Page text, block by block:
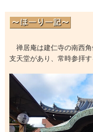
禅居庵は建仁寺の南西角
支天堂があり、常時参拝す